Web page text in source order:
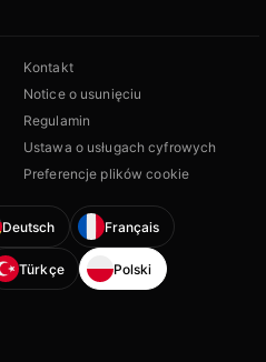
Kontakt
Notice o usunięciu
Regulamin
Ustawa o usługach cyfrowych
Preferencje plików cookie
Deutsch Français
Türkçe Polski